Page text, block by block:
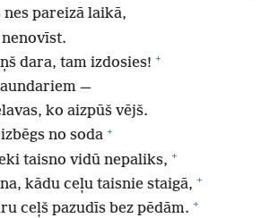
nes pareizā laikā,
dara, tam izdosies! +
—
ko aizpūš vējš.
no soda +
taisno vidū nepaliks, +
kādu ceļu taisnie staigā, +
ceļš pazudīs bez pēdām. +